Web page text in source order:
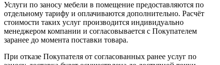
Услуги по заносу мебели в помещение предоставляются по
отдельному тарифу и оплачиваются дополнительно. Расчёт
стоимости таких услуг производится индивидуально
менеджером компании и согласовывается с Покупателем
заранее до момента поставки товара.
При отказе Покупателя от согласованных ранее услуг по